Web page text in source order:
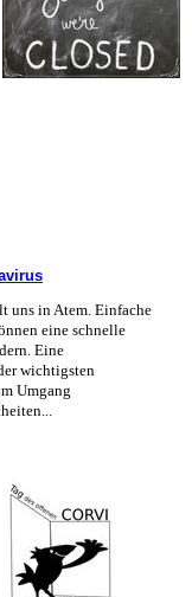
uns in Atem. Einfache
eine schnelle
Eine
wichtigsten
Umgang